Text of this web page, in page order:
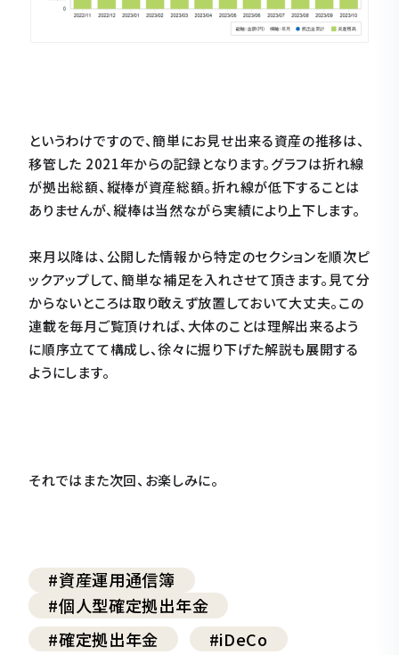
というわけですので、簡単にお見せ出来る資産の推移は、
移管した 2021年からの記録となります。グラフは折れ線
が拠出総額、縦棒が資産総額。折れ線が低下することは
ありませんが、縦棒は当然ながら実績により上下します。
来月以降は、公開した情報から特定のセクションを順次ピ
ックアップして、簡単な補足を入れさせて頂きます。見て分
からないところは取り敢えず放置しておいて大丈夫。この
連載を毎月ご覧頂ければ、大体のことは理解出来るよう
に順序立てて構成し、徐々に掘り下げた解説も展開する
ようにします。
それではまた次回、お楽しみに。
#資産運用通信簿
#個人型確定拠出年金
#確定拠出年金
#iDeCo